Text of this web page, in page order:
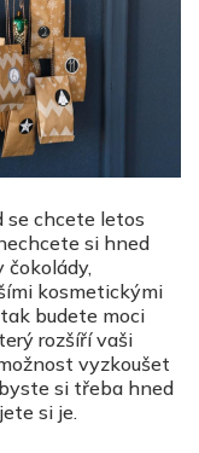
se chcete letos
si hned
čokolády,
kosmetickými
budete moci
rozšíří vaši
vyzkoušet
si třeba hned
si je.